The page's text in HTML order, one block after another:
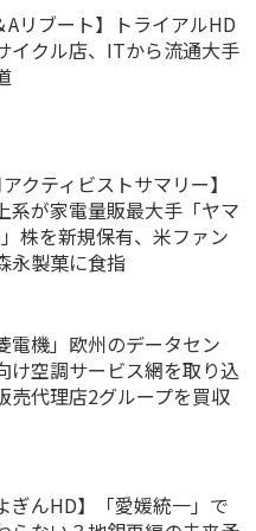
Aリブート】トライアルHD
イクル店、ITから流通大手
アクティビストサマリー】
系が家電量販最大手「ヤマ
株を新規保有、米ファン
永製菓に食指
電機」欧州のデータセン
け空調サービス網を取り込
代理店2グループを買収
ぎんHD】「愛媛統一」で